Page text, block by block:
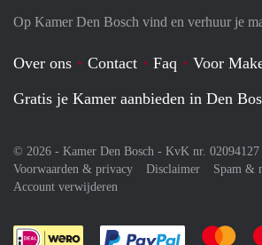
Op Kamer Den Bosch vind en verhuur je
Over ons Contact Faq Voor
Gratis je Kamer aanbieden in Den
© 2026 - Kamer Den Bosch - KvK nr. 02094127
Voorwaarden & privacy
Disclaimer
Spam &
Account verwijderen
Je rekent Je